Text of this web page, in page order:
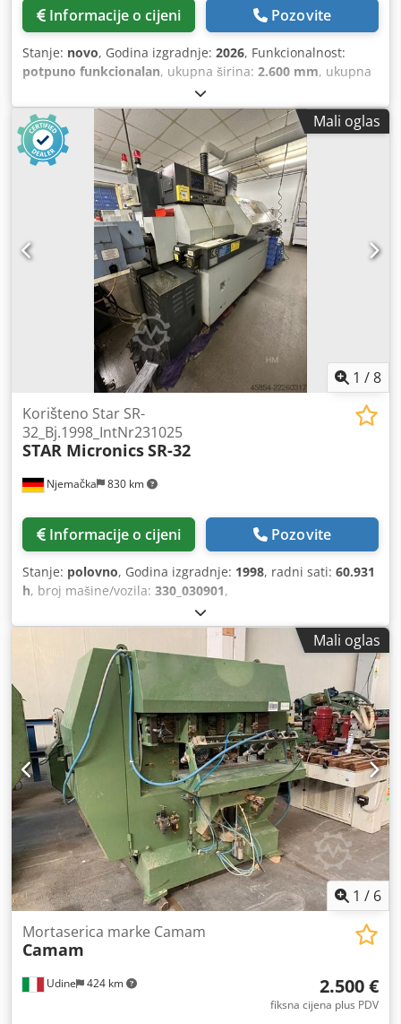
Informacije o cijeni Pozovite
Stanje: novo, Godina izgradnje: 2026, Funkcionalnost:
potpuno funkcionalan, ukupna širina: 2.600 mm, ukupna
, ukupna visina:
950 kg, ulazna struja:16 A, jamstveni rok:12 mjeseci,
ulazni napon:
400 V, Mali oglas
1 /8
Njemačka 830 km
Korišteno Star SR-
32_Bj.1998_IntNr231025
STAR MicronicsSR-32
Informacije o cijeni Pozovite
Stanje: polovno, Godina izgradnje: 1998, radni sati: 60.931
h, broj mašine/vozila: 330_030901,
Mali oglas
1 / 6
Udine 424 km
Mortaserica marke Camam
Camam
2.500 €
fiksna cijena plus PDV